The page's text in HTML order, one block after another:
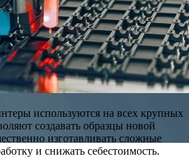
используются на всех крупных
создавать образцы новой
изготавливать сложные
и снижать себестоимость.